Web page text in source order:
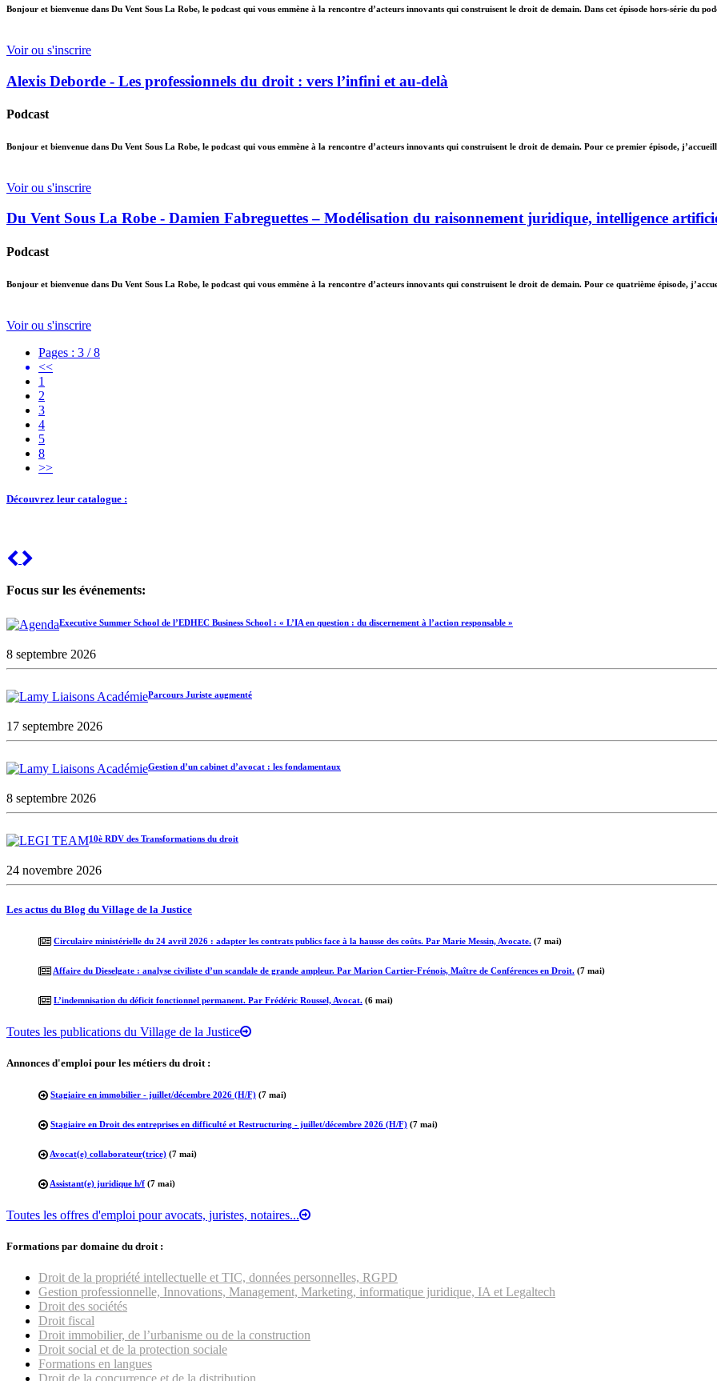
Bonjour et bienvenue dans Du Vent Sous La Robe, le podcast qui vous emmène à la rencontre d’acteurs innovants qui construisent le droit de demain. Dans cet épisode hors-série du
Voir ou s'inscrire
Alexis Deborde - Les professionnels du droit : vers l’infini et au-delà
Podcast
Bonjour et bienvenue dans Du Vent Sous La Robe, le podcast qui vous emmène à la rencontre d’acteurs innovants qui construisent le droit de demain. Pour ce premier épisode,
Voir ou s'inscrire
Du Vent Sous La Robe - Damien Fabreguettes – Modélisation du raisonnement juridique, intelligence
Podcast
Bonjour et bienvenue dans Du Vent Sous La Robe, le podcast qui vous emmène à la rencontre d’acteurs innovants qui construisent le droit de demain. Pour ce quatrième épisode,
Voir ou s'inscrire
Pages : 3 / 8
<<
1
2
3
4
5
8
>>
Découvrez leur catalogue :
Previous
Focus sur les événements:
Executive Summer School de l’EDHEC Business School : « L’IA en question : du discernement à l’action responsable »
8 septembre 2026
Parcours Juriste augmenté
17 septembre 2026
Gestion d’un cabinet d’avocat : les fondamentaux
8 septembre 2026
10è RDV des Transformations du droit
24 novembre 2026
Les actus du Blog du Village de la Justice
Circulaire ministérielle du 24 avril 2026 : adapter les contrats publics face à la hausse des coûts. Par Marie Messin, Avocate. (7 mai)
Affaire du Dieselgate : analyse civiliste d’un scandale de grande ampleur. Par Marion Cartier-Frénois, Maître de Conférences en Droit. (7 mai)
L’indemnisation du déficit fonctionnel permanent. Par Frédéric Roussel, Avocat. (6 mai)
Toutes les publications du Village de la Justice
Annonces d'emploi pour les métiers du droit :
Stagiaire en immobilier - juillet/décembre 2026 (H/F) (7 mai)
Stagiaire en Droit des entreprises en difficulté et Restructuring - juillet/décembre 2026 (H/F) (7 mai)
Avocat(e) collaborateur(trice) (7 mai)
Assistant(e) juridique h/f (7 mai)
Toutes les offres d'emploi pour avocats, juristes, notaires...
Formations par domaine du droit :
Droit de la propriété intellectuelle et TIC, données personnelles, RGPD
Gestion professionnelle, Innovations, Management, Marketing, informatique juridique, IA et Legaltech
Droit des sociétés
Droit fiscal
Droit immobilier, de l’urbanisme ou de la construction
Droit social et de la protection sociale
Formations en langues